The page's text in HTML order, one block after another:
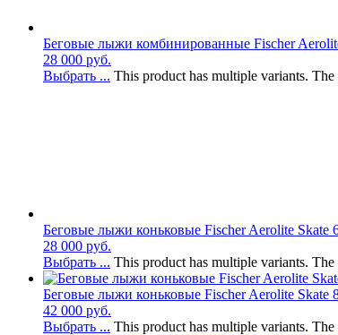
Беговые лыжи комбинированные Fischer
28 000 руб.
Выбрать ... This product has multiple variants.
Беговые лыжи коньковые Fischer Aerolite Skate
28 000 руб.
Выбрать ... This product has multiple variants.
Беговые лыжи коньковые Fischer Aerolite Skate
42 000 руб.
Выбрать ... This product has multiple variants.